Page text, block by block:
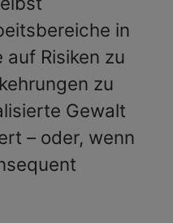
in
auf Risiken zu
zu
Gewalt
– oder, wenn